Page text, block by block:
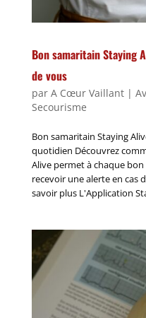
Bon samaritain Staying
de vous
par A Cœur Vaillant|
Secourisme
Bon samaritain Staying
quotidien Découvrez
Alive permet à chaque
recevoir une alerte en cas
savoir plus L'Application